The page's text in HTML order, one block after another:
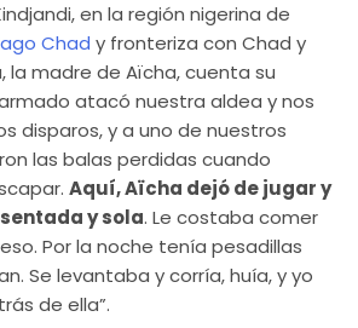
en la región nigerina de
Chad y fronteriza con Chad y
la madre de Aïcha, cuenta su
armado atacó nuestra aldea y nos
disparos, y a uno de nuestros
las balas perdidas cuando
Aquí, Aïcha dejó de jugar y
y sola. Le costaba comer
Por la noche tenía pesadillas
Se levantaba y corría, huía, y yo
de ella”.